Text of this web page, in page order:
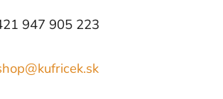
947 905 223